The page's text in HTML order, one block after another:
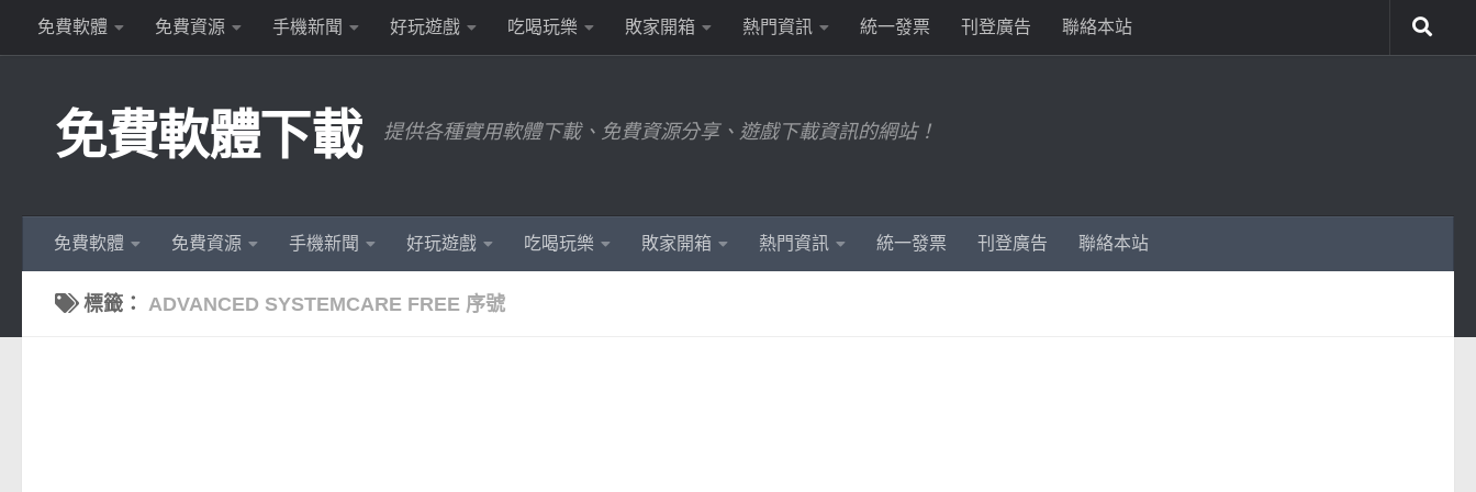
Skip to content
免費軟體 免費資源 手機新聞 好玩遊戲 吃喝玩樂 敗家開箱 熱門資訊 統一發票 刊登廣告 聯絡本站
免費軟體下載 提供各種實用軟體下載、免費資源分享、遊戲下載資訊的網站！
免費軟體 免費資源 手機新聞 好玩遊戲 吃喝玩樂 敗家開箱 熱門資訊 統一發票 刊登廣告 聯絡本站
標籤： ADVANCED SYSTEMCARE FREE 序號